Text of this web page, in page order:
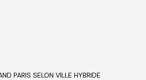
PARIS SELON VILLE HYBRIDE